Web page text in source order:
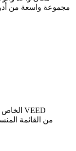
حدد ملف TS الخاص بك وقم برفعه إلى VEED